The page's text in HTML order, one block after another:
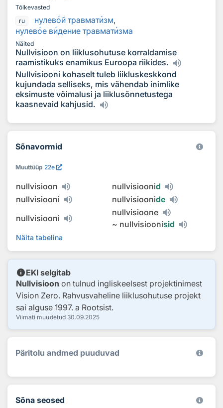
Tõlkevasted
ru
нулевой травматизм,
нулевое видение травматизма
Näited
Nullvisioon on liiklusohutuse korraldamise
raamistikuks enamikus Euroopa riikides.
Nullvisiooni kohaselt tuleb liikluskeskkond
kujundada selliseks, mis vähendab inimlike
eksimuste võimalusi ja liiklusõnnetustega
kaasnevaid kahjusid.
Sõnavormid
Muuttüüp 22e
nullvisioon nullvisioonid
nullvisiooni
nullvisioonide
nullvisiooni
nullvisioone
~ nullvisioonisid
Näita tabelina
infoEKI selgitab
Nullvisioon on tulnud ingliskeelsest projektinimest
Vision Zero. Rahvusvaheline liiklusohutuse projekt
sai alguse 1997. a Rootsist.
Viimati muudetud 30.09.2025
Päritolu andmed puuduvad
Sõna seosed